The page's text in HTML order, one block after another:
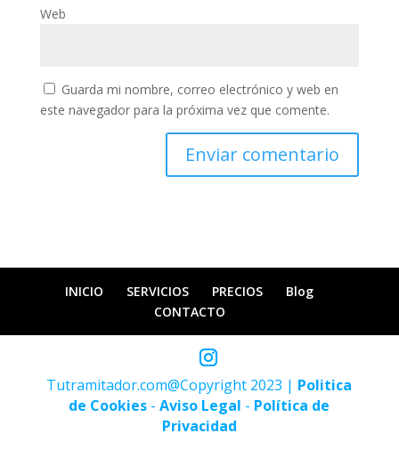
Web
Guarda mi nombre, correo electrónico y web en
este navegador para la próxima vez que comente.
INICIO SERVICIOS PRECIOS
Blog
CONTACTO
Tutramitador.com@Copyright 2023 | Politica
de Cookies -Aviso Legal - Política de
Privacidad